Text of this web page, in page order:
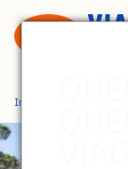
c
o
Início